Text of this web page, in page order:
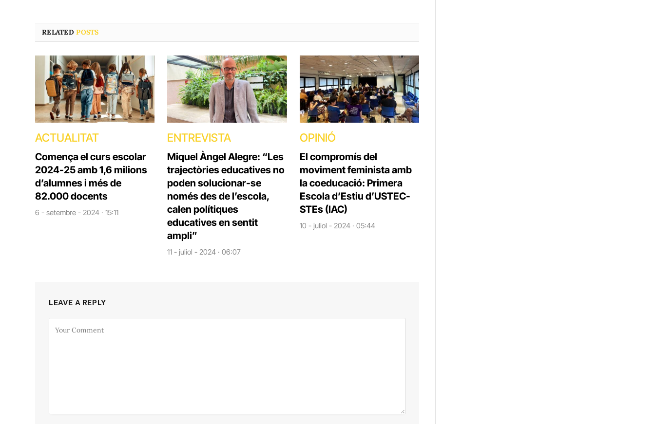
RELATEDPOSTS
ACTUALITAT
Comença el curs escolar
2024-25 amb 1,6 milions
d’alumnes i més de
82.000 docents
6 - setembre - 2024 · 15:11
ENTREVISTA
Miquel Àngel Alegre: “Les
trajectòries educatives no
poden solucionar-se
només des de l’escola,
calen polítiques
educatives en sentit
ampli”
11 - juliol - 2024 · 06:07
OPINIÓ
El compromís del
moviment feminista amb
la coeducació: Primera
Escola d’Estiu d’USTEC-
STEs (IAC)
10 - juliol - 2024 · 05:44
LEAVE A REPLY